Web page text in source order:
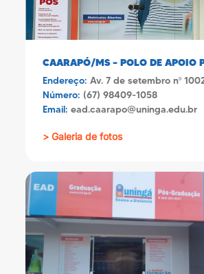
CAARAPÓ/MS – POLO DE APOIO
Endereço: Av. 7 de setembro nº
Número: (67) 98409-1058
Email: ead.caarapo@uninga.edu.br
> Galeria de fotos